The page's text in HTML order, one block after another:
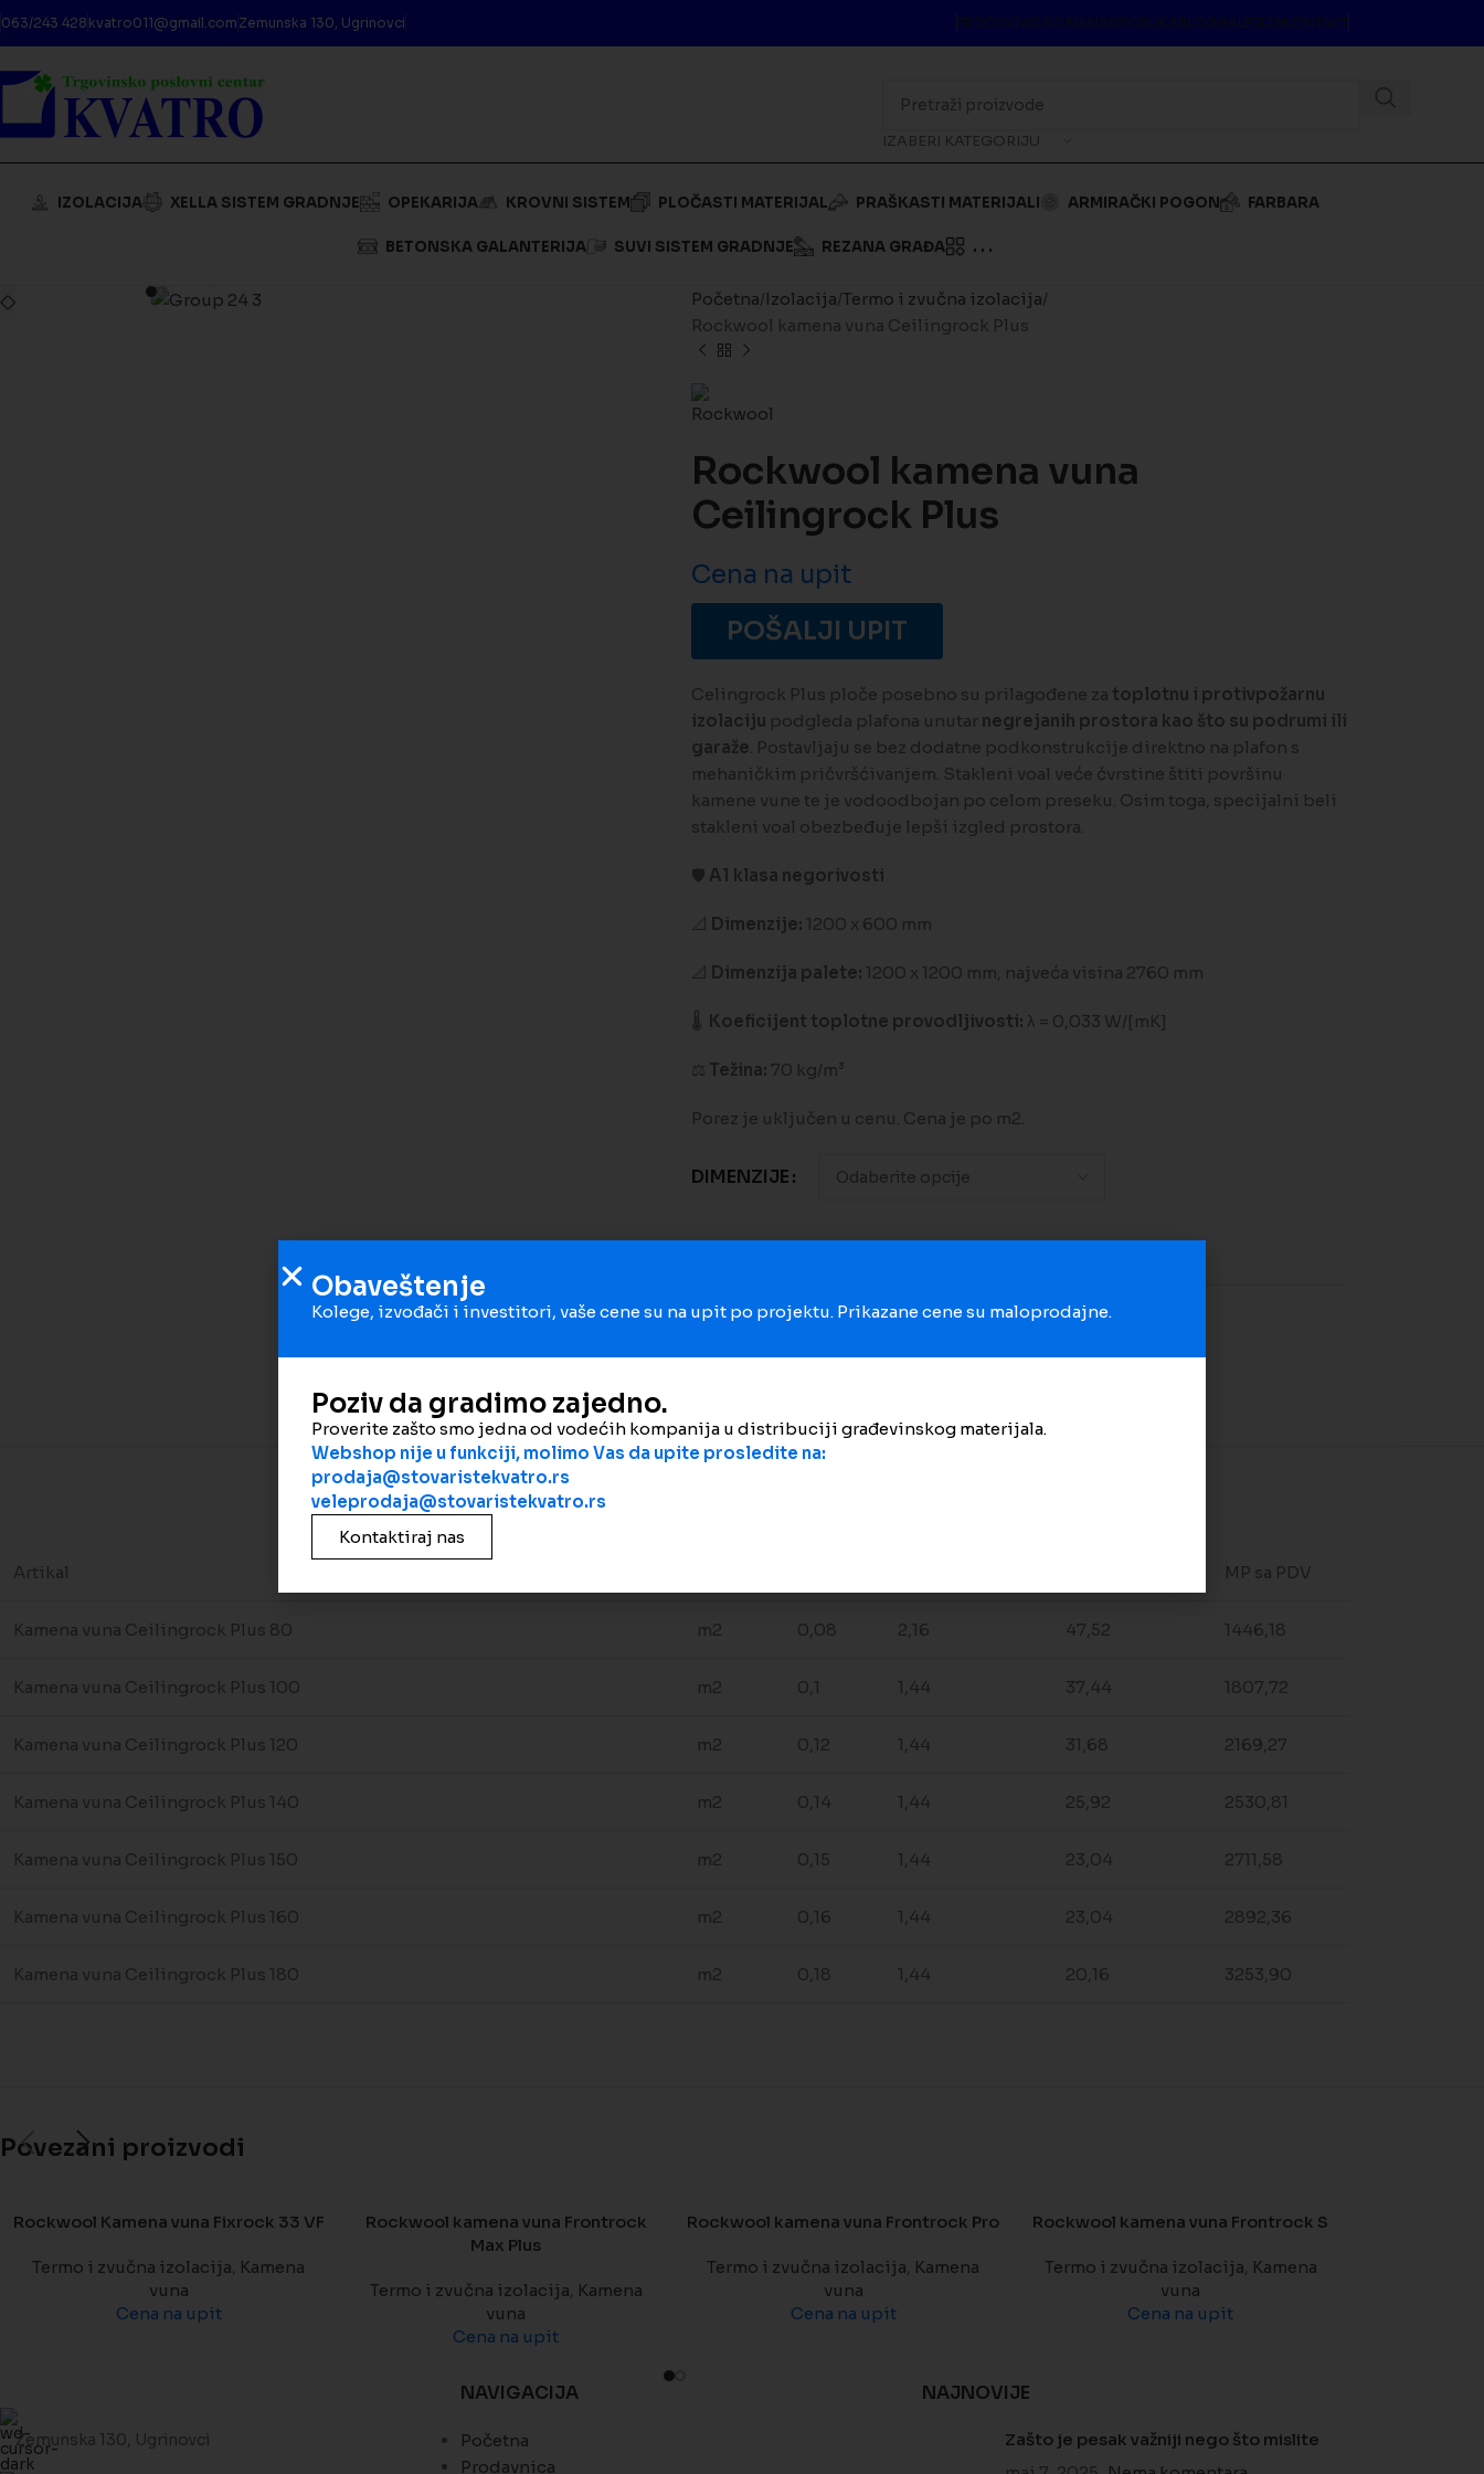
063/243 428 kvatro011@gmail.com Zemunska 130, Ugrinovci PRODAVNICAO NAMAISPORUKABLOGGALERIJAKONTAKT
IZABERI KATEGORIJU
IZOLACIJA XELLA SISTEM GRADNJE OPEKARIJA KROVNI SISTEM PLOČASTI MATERIJAL PRAŠKASTI MATERIJALI ARMIRAČKI POGON FARBARA
BETONSKA GALANTERIJA SUVI SISTEM GRADNJE REZANA GRAĐA
. . .
Početna Izolacija Termo i zvučna izolacija
Rockwool kamena vuna Ceilingrock Plus
Rockwool kamena vuna
Ceilingrock Plus
Cena na upit
POŠALJI UPIT
Celingrock Plus ploče posebno su prilagođene za toplotnu i protivpožarnu
izolaciju podgleda plafona unutar negrejanih prostora kao što su podrumi ili
garaže. Postavljaju se bez dodatne podkonstrukcije direktno na plafon s
mehaničkim pričvršćivanjem. Stakleni voal veće čvrstine štiti površinu
kamene vune te je vodoodbojan po celom preseku. Osim toga, specijalni beli
stakleni voal obezbeđuje lepši izgled prostora.
🛡️ A1 klasa negorivosti
📐 Dimenzije: 1200 x 600 mm
📐 Dimenzija palete: 1200 x 1200 mm, najveća visina 2760 mm
🌡️ Koeficijent toplotne provodljivosti: λ = 0,033 W/[mK]
⚖️ Težina: 70 kg/m³
Porez je uključen u cenu. Cena je po m2.
DIMENZIJE
Šifra proizvoda:-
Artikal MP sa PDV
Kamena vuna Ceilingrock Plus 80 m2 0,08 2,16 47,52 1446,18
Kamena vuna Ceilingrock Plus 100 m2 0,1 1,44 37,44 1807,72
Kamena vuna Ceilingrock Plus 120 m2 0,12 1,44 31,68 2169,27
Kamena vuna Ceilingrock Plus 140 m2 0,14 1,44 25,92 2530,81
Kamena vuna Ceilingrock Plus 150 m2 0,15 1,44 23,04 2711,58
Kamena vuna Ceilingrock Plus 160 m2 0,16 1,44 23,04 2892,36
Kamena vuna Ceilingrock Plus 180 m2 0,18 1,44 20,16 3253,90
Povezani proizvodi
Rockwool Kamena vuna Fixrock 33 VF
Termo i zvučna izolacija Kamena
vuna
Cena na upit
Rockwool kamena vuna Frontrock
Max Plus
Termo i zvučna izolacija Kamena
vuna
Cena na upit
Rockwool kamena vuna Frontrock Pro
Termo i zvučna izolacija Kamena
vuna
Cena na upit
Rockwool kamena vuna Frontrock S
Termo i zvučna izolacija Kamena
vuna
Cena na upit
Zemunska 130, Ugrinovci
NAVIGACIJA
Početna
Prodavnica
NAJNOVIJE
Zašto je pesak važniji nego što mislite
Obaveštenje
Kolege, izvođači i investitori, vaše cene su na upit po projektu. Prikazane cene su maloprodajne.
Poziv da gradimo zajedno.
Proverite zašto smo jedna od vodećih kompanija u distribuciji građevinskog materijala.
Webshop nije u funkciji, molimo Vas da upite prosledite na:
prodaja@stovaristekvatro.rs
veleprodaja@stovaristekvatro.rs
Kontaktiraj nas